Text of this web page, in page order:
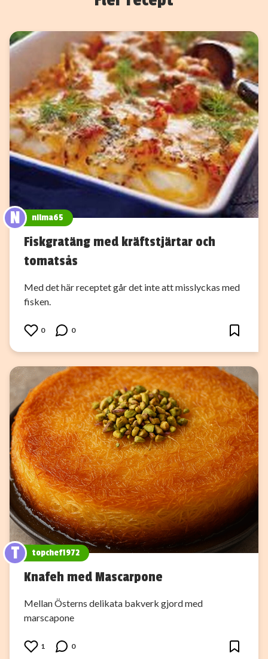
N nilma65
Fiskgratäng med kräftstjärtar och
tomatsås
Med det här receptet går det inte att misslyckas med
fisken.
0 0
T topchef1972
Knafeh med Mascarpone
Mellan Österns delikata bakverk gjord med
marscapone
1 0